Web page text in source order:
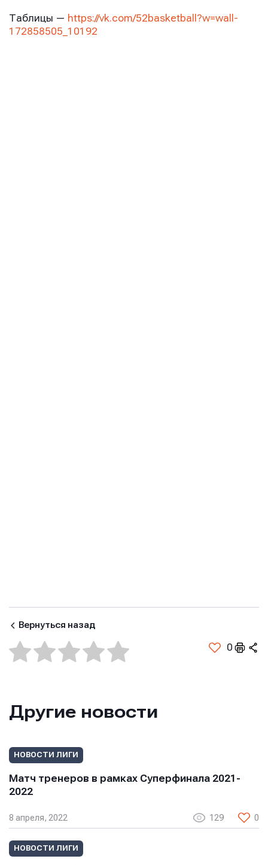
Таблицы — https://vk.com/52basketball?w=wall-
172858505_10192
Вернуться назад
0
Другие новости
НОВОСТИ ЛИГИ
Матч тренеров в рамках Суперфинала 2021-
2022
8 апреля, 2022 129 0
НОВОСТИ ЛИГИ
Сообщение
Отправить
Нажимая кнопку “Отправить”, вы соглашаетесь с
условиями обработки персональных данных
Сообщение
Отправить
Нажимая кнопку “Отправить”, вы соглашаетесь с
условиями обработки персональных данных
Телефон
Сообщение
Нажимая кнопку “Отправить”, вы соглашаетесь с